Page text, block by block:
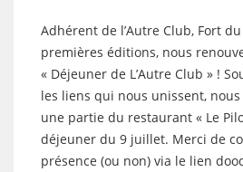
Adhérent de l’Autre Club, Fort
premières éditions, nous
« Déjeuner de L’Autre Club » !
les liens qui nous unissent, nous
une partie du restaurant « Le
déjeuner du 9 juillet. Merci de
présence (ou non) via le lien